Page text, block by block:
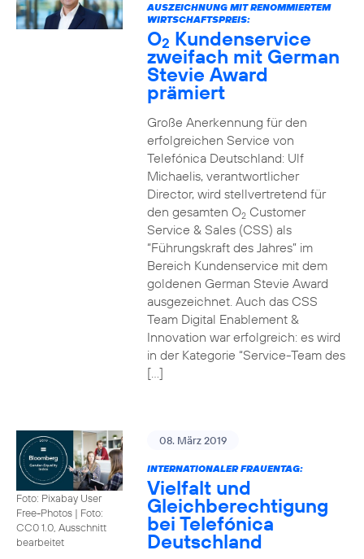
AUSZEICHNUNG MIT RENOMMIERTEM
WIRTSCHAFTSPREIS:
O2 Kundenservice
zweifach mit German
Stevie Award
prämiert
Große Anerkennung für den
erfolgreichen Service von
Telefónica Deutschland: Ulf
Michaelis, verantwortlicher
Director, wird stellvertretend für
den gesamten O2Customer
Service & Sales (CSS) als
“Führungskraft des Jahres” im
Bereich Kundenservice mit dem
goldenen German Stevie Award
ausgezeichnet. Auch das CSS
Team Digital Enablement &
Innovation war erfolgreich: es wird
in der Kategorie “Service-Team des
[…]
Foto: Pixabay User
Free-Photos | Foto:
CC0 1.0, Ausschnitt
bearbeitet
08. März 2019
INTERNATIONALER FRAUENTAG:
Vielfalt und
Gleichberechtigung
bei Telefónica
Deutschland